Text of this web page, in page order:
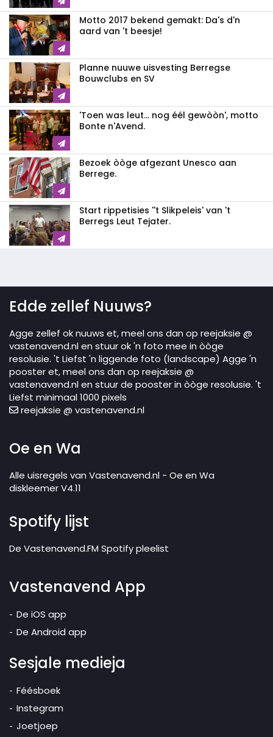
Motto 2017 bekend gemakt: Da's d'n
aard van 't beesje!
Planne nuuwe uisvesting Berregse
Bouwclubs en SV
'Toen was leut... nog éél gewòòn', motto
Bonte n'Avend.
Bezoek òòge afgezant Unesco aan
Berrege.
Start rippetisies ''t Slikpeleis' van 't
Berregs Leut Tejater.
Edde zellef Nuuws?
Agge zellef ok nuuws et, meel ons dan op reejaksie @
vastenavend.nl en stuur ok 'n foto mee in òòge
resolusie. 't Liefst 'n liggende foto (landscape) Agge 'n
pooster et, meel ons dan op reejaksie @
vastenavend.nl en stuur de pooster in òòge resolusie. 't
Liefst minimaal 1000 pixels
reejaksie @ vastenavend.nl
Oe en Wa
Alle uisregels van Vastenavend.nl - Oe en Wa
diskleemer V4.11
Spotify lijst
De Vastenavend.FM Spotify pleelist
Vastenavend App
De iOS app
De Android app
Sesjale medieja
Féésboek
Instegram
Joetjoep